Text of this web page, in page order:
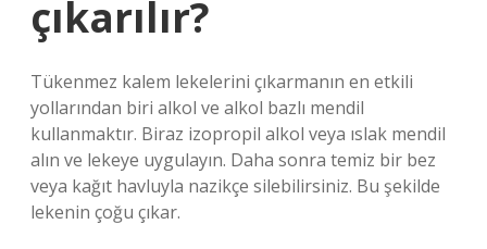
çıkarılır?
Tükenmez kalem lekelerini çıkarmanın en etkili
yollarından biri alkol ve alkol bazlı mendil
kullanmaktır. Biraz izopropil alkol veya ıslak mendil
alın ve lekeye uygulayın. Daha sonra temiz bir bez
veya kağıt havluyla nazikçe silebilirsiniz. Bu şekilde
lekenin çoğu çıkar.